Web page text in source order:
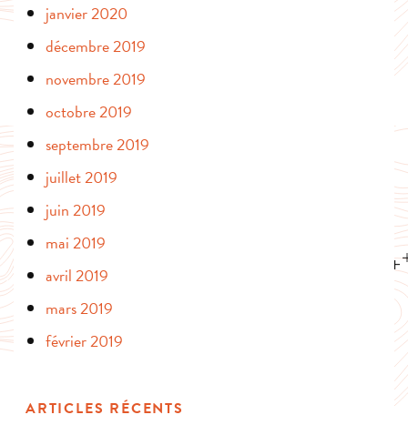
janvier 2020
décembre 2019
novembre 2019
octobre 2019
septembre 2019
juillet 2019
juin 2019
mai 2019
avril 2019
mars 2019
février 2019
ARTICLES RÉCENTS